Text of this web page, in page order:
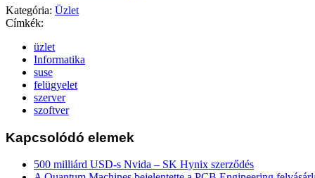
Kategória: Üzlet
Címkék:
üzlet
Informatika
suse
felügyelet
szerver
szoftver
Kapcsolódó elemek
500 milliárd USD-s Nvida – SK Hynix szerződés